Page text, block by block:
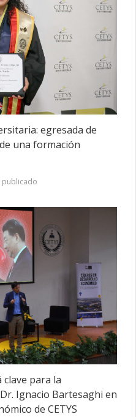
egresada de
una formación
publicado
para la
Ignacio Bartesaghi en
de CETYS